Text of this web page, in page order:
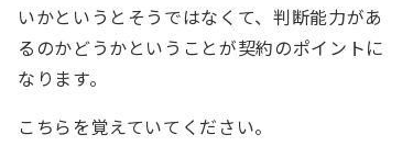
いかというとそうではなくて、判断能力があ
るのかどうかということが契約のポイントに
なります。
こちらを覚えていてください。